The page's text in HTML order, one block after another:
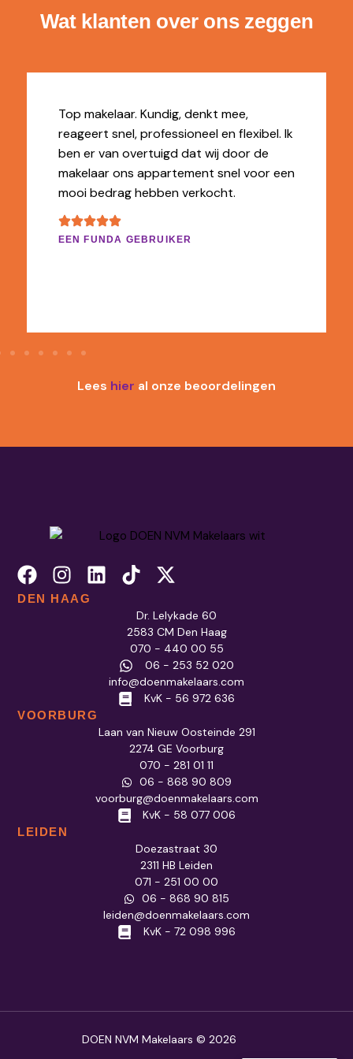
Wat klanten over ons zeggen
Top makelaar. Kundig, denkt mee,
reageert snel, professioneel en flexibel. Ik
ben er van overtuigd dat wij door de
makelaar ons appartement snel voor een
mooi bedrag hebben verkocht.
EEN FUNDA GEBRUIKER
Lees hier al onze beoordelingen
DEN HAAG
Dr. Lelykade 60
2583 CM Den Haag
070 - 440 00 55
06 - 253 52 020
info@doenmakelaars.com
KvK - 56 972 636
VOORBURG
Laan van Nieuw Oosteinde 291
2274 GE Voorburg
070 - 281 01 11
06 - 868 90 809
voorburg@doenmakelaars.com
KvK - 58 077 006
LEIDEN
Doezastraat 30
2311 HB Leiden
071 - 251 00 00
06 - 868 90 815
leiden@doenmakelaars.com
KvK - 72 098 996
DOEN NVM Makelaars © 2026